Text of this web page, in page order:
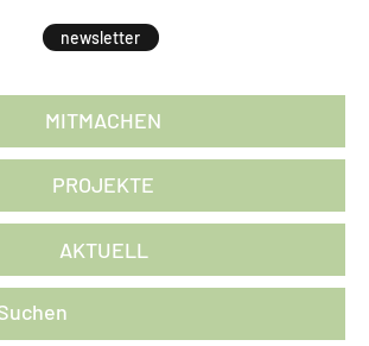
newsletter
AKTUELL
PROJEKTE
MITMACHEN